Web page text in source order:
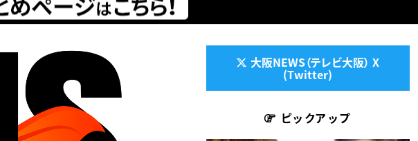
大阪NEWS（テレビ大阪） X
(Twitter)
ピックアップ